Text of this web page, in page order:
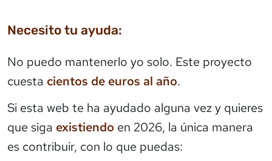
Necesito tu ayuda:
No puedo mantenerlo yo solo. Este proyecto
cuesta cientos de euros al año.
Si esta web te ha ayudado alguna vez y quieres
que siga existiendo en 2026, la única manera
es contribuir, con lo que puedas: